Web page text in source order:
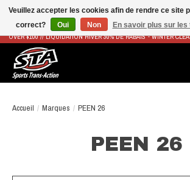
LIVRAISON RAPIDE ET GRATUITE À PARTIR DE 100$ - FAST &
OVER $100 // LIQUIDATION HIVER 30% DE RABAIS - WINTER
Accueil / Marques / PEEN 26
PEEN 26
Veuillez accepter les cookies afin de rendre ce site
correct?
Oui Non En savoir plus sur